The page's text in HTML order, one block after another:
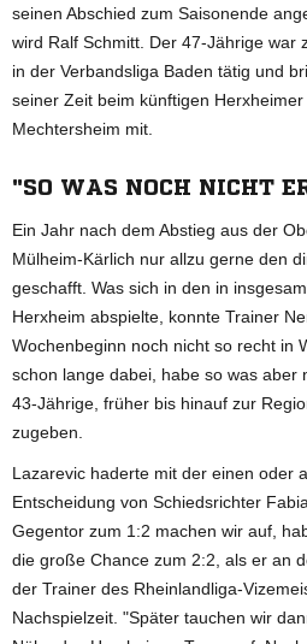
seinen Abschied zum Saisonende
wird Ralf Schmitt. Der 47-Jährige war
in der Verbandsliga Baden tätig und
seiner Zeit beim künftigen
Mechtersheim mit.
"SO WAS NOCH NICHT
Ein Jahr nach dem Abstieg aus der
Mülheim-Kärlich nur allzu gerne den
geschafft. Was sich in den in
Herxheim abspielte, konnte Trainer
Wochenbeginn noch nicht so recht in
schon lange dabei, habe so was aber
43-Jährige, früher bis hinauf zur
zugeben.
Lazarevic haderte mit der einen oder
Entscheidung von Schiedsrichter
Gegentor zum 1:2 machen wir auf,
die große Chance zum 2:2, als er an
der Trainer des Rheinlandliga-
Nachspielzeit. "Später tauchen wir